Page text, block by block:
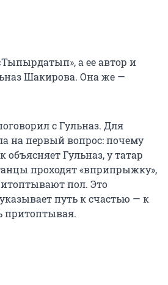
а ее автор и
Шакирова. Она же —
с Гульназ. Для
на первый вопрос: почему
Гульназ, у татар
проходят «вприпрыжку»,
пол. Это
путь к счастью — к
притоптывая.